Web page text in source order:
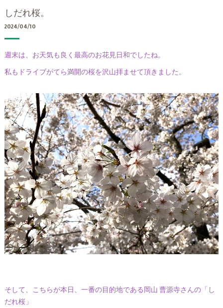
しだれ桜。
2024/04/10
週末は、お天気も良く最高のお花見日和でしたね。
私もドライブがてら満開の桜を沢山拝ませて頂きました。
そして、こちらが本日、一番の目的地である岡山 曹源寺さんの「し
だれ桜」